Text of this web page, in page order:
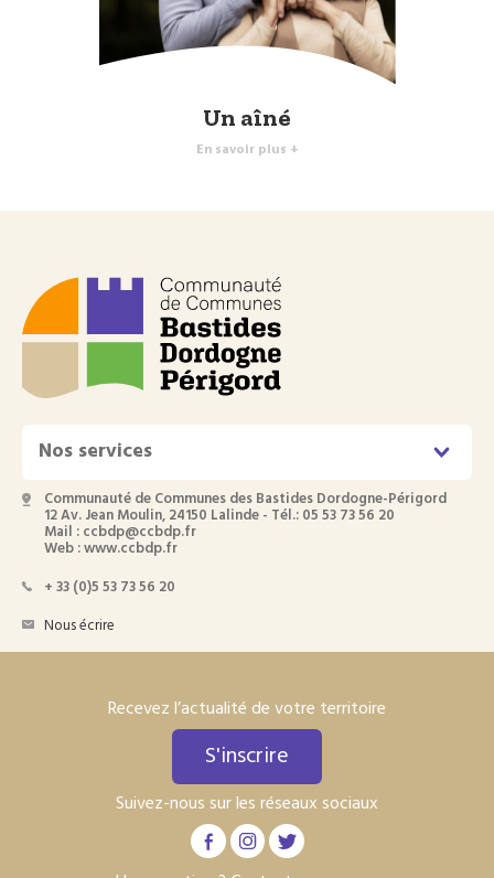
Un aîné
En savoir plus +
Nos services
Communauté de Communes des Bastides Dordogne-Périgord
12 Av. Jean Moulin, 24150 Lalinde - Tél.: 05 53 73 56 20
Mail : ccbdp@ccbdp.fr
Web : www.ccbdp.fr
+ 33 (0)5 53 73 56 20
Nous écrire
Recevez l’actualité de votre territoire
S'inscrire
Suivez-nous sur les réseaux sociaux